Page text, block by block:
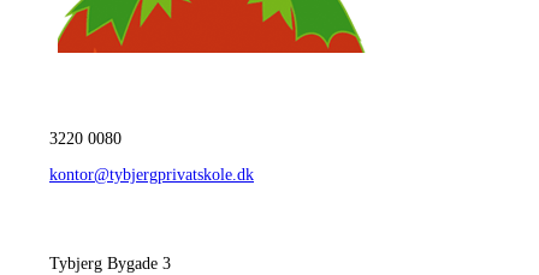
3220 0080
kontor@tybjergprivatskole.dk
Tybjerg Bygade 3